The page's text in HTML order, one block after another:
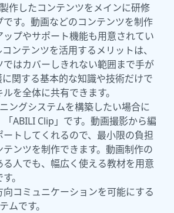
作したコンテンツをメインに研修
す。動画などのコンテンツを制作
プやサポート機能も用意されてい
ンテンツを活用するメリットは、
はカバーしきれない範囲まで手が
関する基本的な知識や技術だけで
を全体に共有できます。
ングシステムを構築したい場合に
ABILI Clip」です。動画撮影から編
トしてくれるので、最小限の負担
ンツを制作できます。動画制作の
る人でも、幅広く使える教材を用意
。
コミュニケーションを可能にする
ムです。